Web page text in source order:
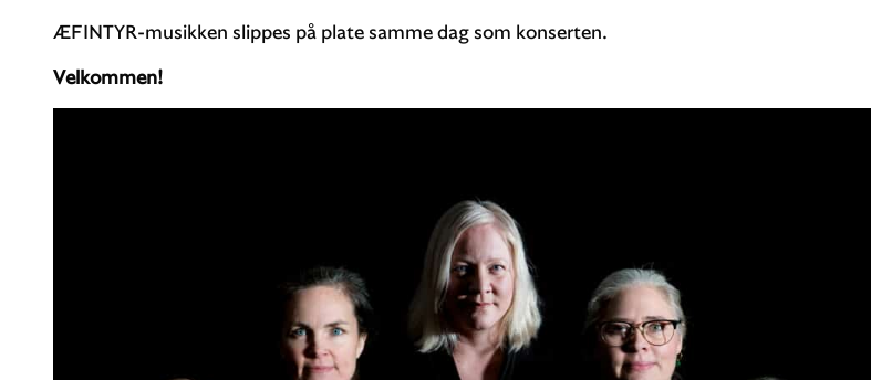
ÆFINTYR-musikken slippes på plate samme dag som konserten.
Velkommen!